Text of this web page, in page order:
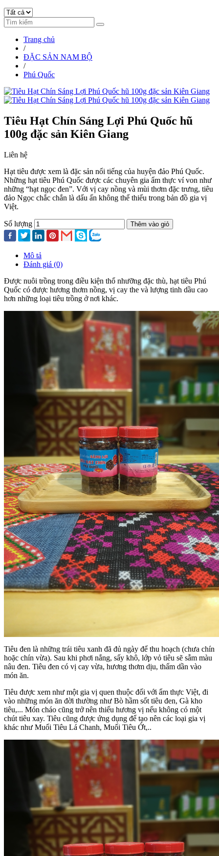
Trang chủ
/
ĐẶC SẢN NAM BỘ
/
Phú Quốc
Tiêu Hạt Chín Sáng Lợi Phú Quốc hũ
100g đặc sản Kiên Giang
Liên hệ
Hạt tiêu được xem là đặc sản nổi tiếng của huyện đảo Phú Quốc.
Những hạt tiêu Phú Quốc được các chuyên gia ẩm thực ví von như
những “hạt ngọc đen”. Với vị cay nồng và mùi thơm đặc trưng, tiêu
đảo Ngọc chắc chắn là dấu ấn không thể thiếu trong bản đồ gia vị
Việt.
Số lượng Thêm vào giỏ
Mô tả
Đánh giá (0)
Được nuôi trồng trong điều kiện thổ nhưỡng đặc thù, hạt tiêu Phú
Quốc có được hương thơm nồng, vị cay the và lượng tinh dầu cao
hơn những loại tiêu trồng ở nơi khác.
Tiêu đen là những trái tiêu xanh đã đủ ngày để thu hoạch (chưa chín
hoặc chín vừa). Sau khi phơi nắng, sấy khô, lớp vỏ tiêu sẽ sẫm màu
nâu đen. Tiêu đen có vị cay vừa, hương thơm dịu, thấm dần vào
món ăn.
Tiêu được xem như một gia vị quen thuộc đối với ẩm thực Việt, đi
vào những món ăn đời thường như Bò hầm sốt tiêu đen, Gà kho
tiêu,... Món cháo cũng trở nên thiếu hương vị nếu không có một
chút tiêu xay. Tiêu cũng được ứng dụng để tạo nên các loại gia vị
khác như Muối Tiêu Lá Chanh, Muối Tiêu Ớt,..